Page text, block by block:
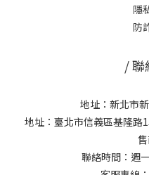
隱
防
/ 聯
地址：新北市
地址：臺北市信義區基隆路
售
聯絡時間：週